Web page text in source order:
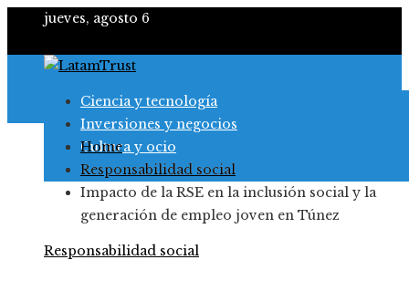
jueves, agosto 6
Ciencia y tecnología
Inversiones y negocios
Cultura y ocio
Responsabilidad social
Home
Responsabilidad social
Impacto de la RSE en la inclusión social y la
generación de empleo joven en Túnez
Responsabilidad social